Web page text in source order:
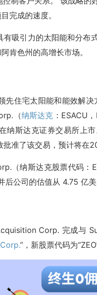
完成的速度。
吸引力的太阳能和分布
肯色州的高增长市场。
先住宅太阳能和能效解
（纳斯达克 ：ESACU
纳斯达克证券交易所上
准了该交易，预计将在
（纳斯达克股票代码：
公司的估值从 4.75 亿
Corp. 完成与
”，新股票代码为